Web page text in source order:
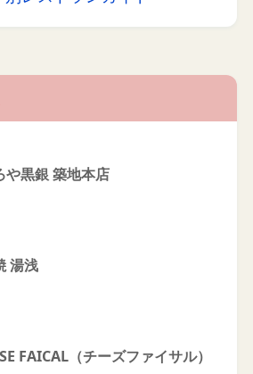
や黒銀 築地本店
湯浅
FAICAL（チーズファイサル）